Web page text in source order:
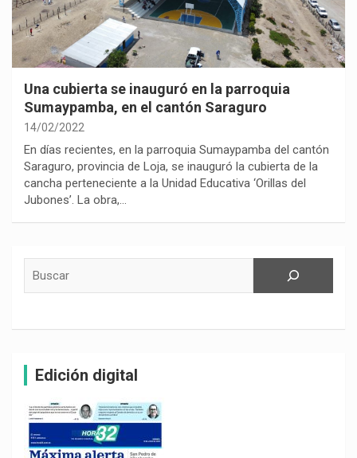
Una cubierta se inauguró en la parroquia
Sumaypamba, en el cantón Saraguro
14/02/2022
En días recientes, en la parroquia Sumaypamba del cantón
Saraguro, provincia de Loja, se inauguró la cubierta de la
cancha perteneciente a la Unidad Educativa ‘Orillas del
Jubones’. La obra,…
Edición digital